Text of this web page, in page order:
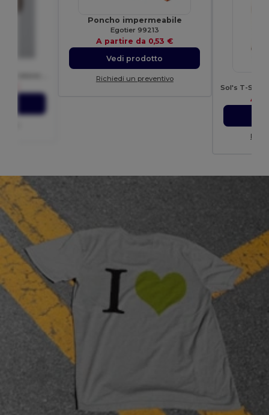
Poncho impermeabile
Egotier 99213
A partire da 0,53 €
Vedi prodotto
Richiedi un preventivo
A